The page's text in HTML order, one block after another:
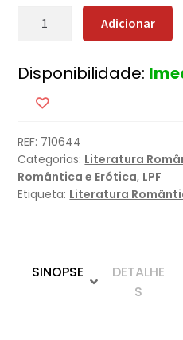
Quantidade
Céus
Montana
(Nova
Edição)
Adicionar
Disponibilidade:
REF: 710644
Categorias: Literatura
Romântica e Erótica, LPF
Etiqueta: Literatura
SINOPSE
DETALHE
S